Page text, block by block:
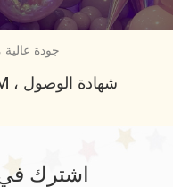
جودة
CE ، EN71 ، ASTM ، شهادة الوصول
اشترك في